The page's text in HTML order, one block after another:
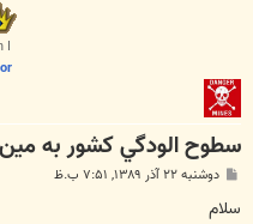
I
سطوح الودگي كشور به
ت
دوشنبه ۲۲ آذر ۱۳۸۹, ۷:۵۱ ب.ظ
سلام